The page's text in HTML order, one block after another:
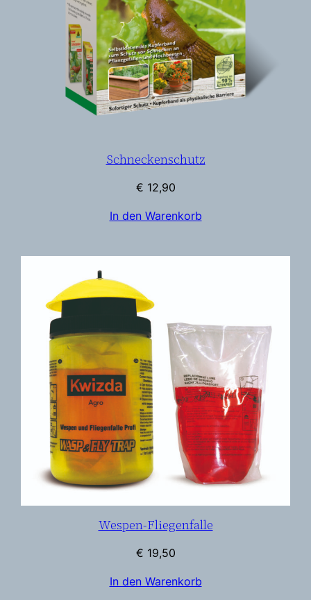
Schneckenschutz
€ 12,90
In den Warenkorb
Wespen-Fliegenfalle
€ 19,50
In den Warenkorb